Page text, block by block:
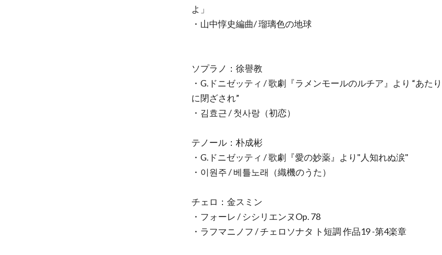
よ」
・山中惇史編曲/ 瑠璃色の地球
ソプラノ：徐譽教
・G.ドニゼッティ / 歌劇『ラメンモールのルチア』より “あた
に閉ざされ”
・김효근 / 첫사랑（初恋）
テノール：朴成彬
・G.ドニゼッティ / 歌劇『愛の妙薬』より"人知れぬ涙"
・이원주 / 베틀노래（織機のうた）
チェロ：金スミン
・フォーレ / シシリエンヌOp. 78
・ラフマニノフ / チェロソナタ ト短調 作品19 -第4楽章